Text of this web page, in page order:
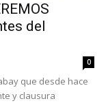
del
0
que desde hace
y clausura